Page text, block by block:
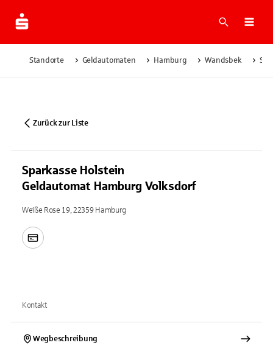
Suche
Standorte Geldautomaten Hamburg Wandsbek
Zurück zur Liste
Sparkasse Holstein
Geldautomat Hamburg Volksdorf
Weiße Rose 19, 22359 Hamburg
Kontakt
Wegbeschreibung